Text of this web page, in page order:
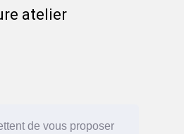
de vous proposer
atelier